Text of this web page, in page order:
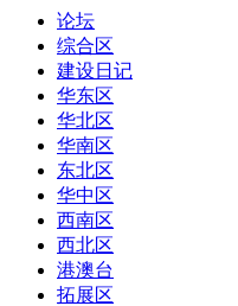
论坛
综合区
建设日记
华东区
华北区
华南区
东北区
华中区
西南区
西北区
港澳台
拓展区